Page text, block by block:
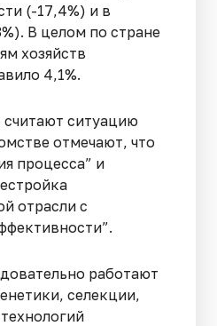
(-17,4%) и в
В целом по стране
хозяйств
4,1%.
считают ситуацию
отмечают, что
процесса” и
отрасли с
работают
селекции,